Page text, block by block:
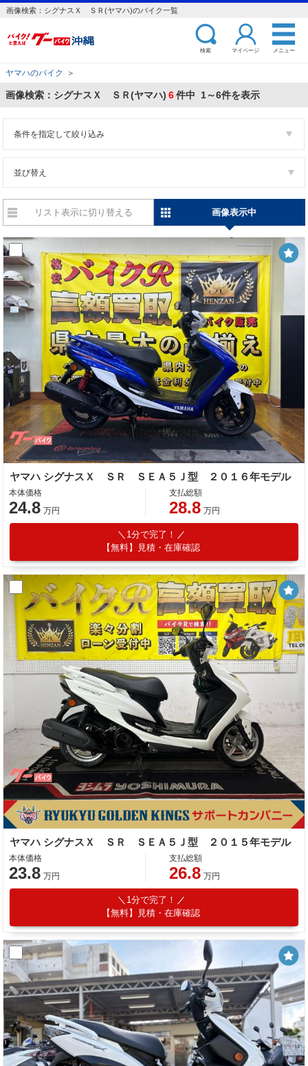
画像検索：シグナスＸ ＳＲ(ヤマハ)のバイク一覧
検索 マイページ メニュー
ヤマハのバイク ＞
画像検索：シグナスＸ ＳＲ(ヤマハ) 6件中 1～6件を表示
条件を指定して絞り込み
並び替え
リスト表示に切り替える 画像表示中
ヤマハ シグナスＸ ＳＲ ＳＥＡ５Ｊ型 ２０１６年モデル
本体価格
24.8 万円
支払総額
28.8 万円
1分で完了！
【無料】見積・在庫確認
ヤマハ シグナスＸ ＳＲ ＳＥＡ５Ｊ型 ２０１５年モデル
本体価格
23.8 万円
支払総額
26.8 万円
1分で完了！
【無料】見積・在庫確認